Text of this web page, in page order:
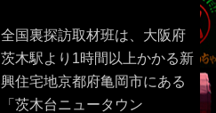
全国裏探訪取材班は、大阪府
茨木駅より1時間以上かかる新
興住宅地京都府亀岡市にある
「茨木台ニュータウン